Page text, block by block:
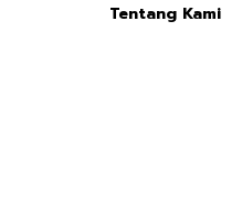
Tentang Kami